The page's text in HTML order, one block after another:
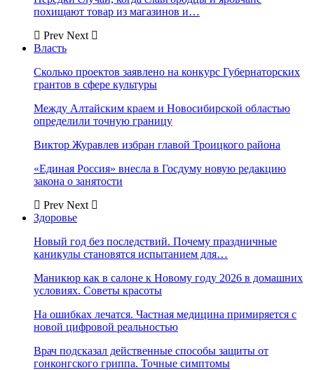
похищают товар из магазинов и…
Prev Next
Власть
Сколько проектов заявлено на конкурс Губернаторских
грантов в сфере культуры
Между Алтайским краем и Новосибирской областью
определили точную границу
Виктор Журавлев избран главой Троицкого района
«Единая Россия» внесла в Госдуму новую редакцию
закона о занятости
Prev Next
Здоровье
Новый год без последствий. Почему праздничные
каникулы становятся испытанием для…
Маникюр как в салоне к Новому году 2026 в домашних
условиях. Советы красоты
На ошибках лечатся. Частная медицина примиряется с
новой цифровой реальностью
Врач подсказал действенные способы защиты от
гонконгского гриппа. Точные симптомы